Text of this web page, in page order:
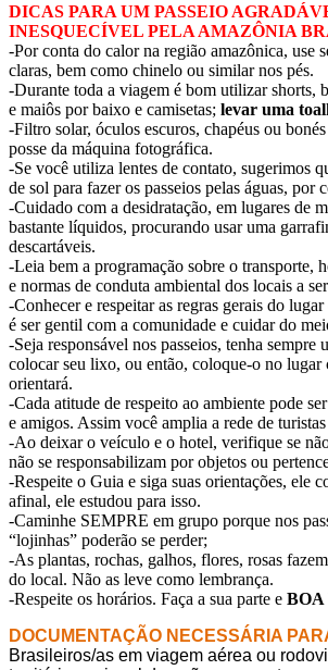
DICAS PARA UM PASSEIO
INESQUECÍVEL PELA AMAZÔNIA
-Por conta do calor na região amazônica, use
claras, bem como chinelo ou similar nos pés.
-Durante toda a viagem é bom utilizar shorts,
e maiôs por baixo e camisetas; levar uma
-Filtro solar, óculos escuros, chapéus ou
posse da máquina fotográfica.
-Se você utiliza lentes de contato, sugerimos
de sol para fazer os passeios pelas águas, por
-Cuidado com a desidratação, em lugares de
bastante líquidos, procurando usar uma
descartáveis.
-Leia bem a programação sobre o transporte,
e normas de conduta ambiental dos locais a
-Conhecer e respeitar as regras gerais do
é ser gentil com a comunidade e cuidar do
-Seja responsável nos passeios, tenha sempre
colocar seu lixo, ou então, coloque-o no lugar
orientará.
-Cada atitude de respeito ao ambiente pode
e amigos. Assim você amplia a rede de
-Ao deixar o veículo e o hotel, verifique se
não se responsabilizam por objetos ou
-Respeite o Guia e siga suas orientações, ele
afinal, ele estudou para isso.
-Caminhe SEMPRE em grupo porque nos
“lojinhas” poderão se perder;
-As plantas, rochas, galhos, flores, rosas
do local. Não as leve como lembrança.
-Respeite os horários. Faça a sua parte e
DOCUMENTAÇÃO NECESSÁRIA
Brasileiros/as em viagem aérea ou